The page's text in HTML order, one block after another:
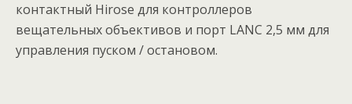
контактный Hirose для контроллеров
вещательных объективов и порт LANC 2,5 мм для
управления пуском / остановом.